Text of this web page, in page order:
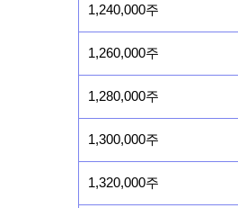
1,240,000주
1,260,000주
1,280,000주
1,300,000주
1,320,000주